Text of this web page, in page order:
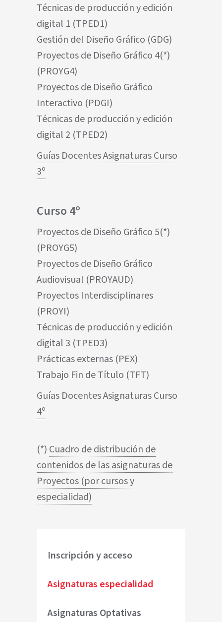
Técnicas de producción y edición
digital 1 (TPED1)
Gestión del Diseño Gráfico (GDG)
Proyectos de Diseño Gráfico 4(*)
(PROYG4)
Proyectos de Diseño Gráfico
Interactivo (PDGI)
Técnicas de producción y edición
digital 2 (TPED2)
Guías Docentes Asignaturas Curso
3º
Curso 4º
Proyectos de Diseño Gráfico 5(*)
(PROYG5)
Proyectos de Diseño Gráfico
Audiovisual (PROYAUD)
Proyectos Interdisciplinares
(PROYI)
Técnicas de producción y edición
digital 3 (TPED3)
Prácticas externas (PEX)
Trabajo Fin de Título (TFT)
Guías Docentes Asignaturas Curso
4º
(*) Cuadro de distribución de
contenidos de las asignaturas de
Proyectos (por cursos y
especialidad)
Inscripción y acceso
Asignaturas especialidad
Asignaturas Optativas